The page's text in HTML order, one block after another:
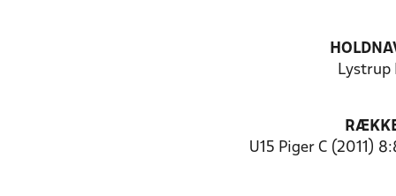
Lystrup
U15 Piger C (2011)